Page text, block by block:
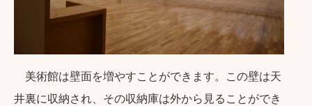
美術館は壁面を増やすことができます。この壁は天
井裏に収納され、その収納庫は外から見ることができ